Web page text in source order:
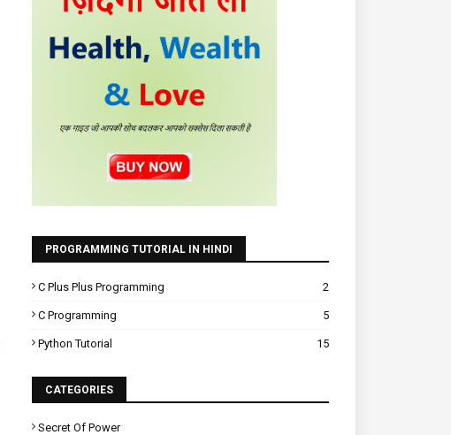
PROGRAMMING TUTORIAL IN HINDI
C Plus Plus Programming 2
C Programming 5
Python Tutorial 15
CATEGORIES
Secret Of Power